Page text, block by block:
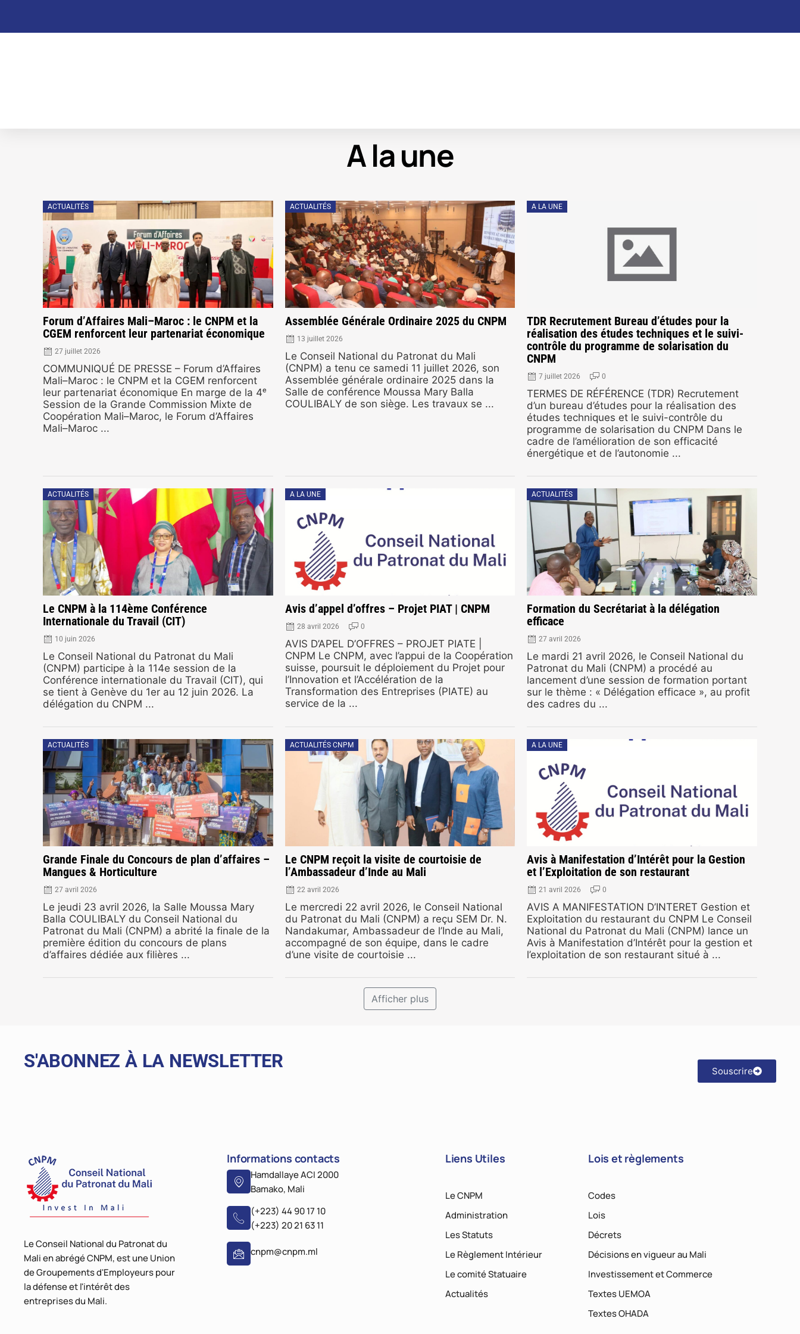
A la une
ACTUALITÉS
Forum d’Affaires Mali–Maroc : le CNPM et la
CGEM renforcent leur partenariat économique
27 juillet 2026
COMMUNIQUÉ DE PRESSE – Forum d’Affaires
Mali–Maroc : le CNPM et la CGEM renforcent
leur partenariat économique En marge de la 4ᵉ
Session de la Grande Commission Mixte de
Coopération Mali–Maroc, le Forum d’Affaires
Mali–Maroc ...
ACTUALITÉS
Assemblée Générale Ordinaire 2025 du CNPM
13 juillet 2026
Le Conseil National du Patronat du Mali
(CNPM) a tenu ce samedi 11 juillet 2026, son
Assemblée générale ordinaire 2025 dans la
Salle de conférence Moussa Mary Balla
COULIBALY de son siège. Les travaux se ...
A LA UNE
TDR Recrutement Bureau d’études pour la
réalisation des études techniques et le suivi-
contrôle du programme de solarisation du
CNPM
7 juillet 2026 0
TERMES DE RÉFÉRENCE (TDR) Recrutement
d’un bureau d’études pour la réalisation des
études techniques et le suivi-contrôle du
programme de solarisation du CNPM Dans le
cadre de l’amélioration de son efficacité
énergétique et de l’autonomie ...
ACTUALITÉS
Le CNPM à la 114ème Conférence
Internationale du Travail (CIT)
10 juin 2026
Le Conseil National du Patronat du Mali
(CNPM) participe à la 114e session de la
Conférence internationale du Travail (CIT), qui
se tient à Genève du 1er au 12 juin 2026. La
délégation du CNPM ...
A LA UNE
Avis d’appel d’offres – Projet PIAT | CNPM
28 avril 2026 0
AVIS D’APEL D’OFFRES – PROJET PIATE |
CNPM Le CNPM, avec l’appui de la Coopération
suisse, poursuit le déploiement du Projet pour
l’Innovation et l’Accélération de la
Transformation des Entreprises (PIATE) au
service de la ...
ACTUALITÉS
Formation du Secrétariat à la délégation
efficace
27 avril 2026
Le mardi 21 avril 2026, le Conseil National du
Patronat du Mali (CNPM) a procédé au
lancement d’une session de formation portant
sur le thème : « Délégation efficace », au profit
des cadres du ...
ACTUALITÉS
Grande Finale du Concours de plan d’affaires –
Mangues & Horticulture
27 avril 2026
Le jeudi 23 avril 2026, la Salle Moussa Mary
Balla COULIBALY du Conseil National du
Patronat du Mali (CNPM) a abrité la finale de la
première édition du concours de plans
d’affaires dédiée aux filières ...
ACTUALITÉS CNPM
Le CNPM reçoit la visite de courtoisie de
l’Ambassadeur d’Inde au Mali
22 avril 2026
Le mercredi 22 avril 2026, le Conseil National
du Patronat du Mali (CNPM) a reçu SEM Dr. N.
Nandakumar, Ambassadeur de l’Inde au Mali,
accompagné de son équipe, dans le cadre
d’une visite de courtoisie ...
A LA UNE
Avis à Manifestation d’Intérêt pour la Gestion
et l’Exploitation de son restaurant
21 avril 2026 0
AVIS A MANIFESTATION D’INTERET Gestion et
Exploitation du restaurant du CNPM Le Conseil
National du Patronat du Mali (CNPM) lance un
Avis à Manifestation d’Intérêt pour la gestion et
l’exploitation de son restaurant situé à ...
Afficher plus
S'ABONNEZ À LA NEWSLETTER Souscrire
Le Conseil National du Patronat du
Mali en abrégé CNPM, est une Union
de Groupements d'Employeurs pour
la défense et l'intérêt des
entreprises du Mali.
Informations contacts
Hamdallaye ACI 2000
Bamako, Mali
(+223) 44 90 17 10
(+223) 20 21 63 11
cnpm@cnpm.ml
Liens Utiles
Le CNPM
Administration
Les Statuts
Le Règlement Intérieur
Le comité Statuaire
Actualités
Lois et règlements
Codes
Lois
Décrets
Décisions en vigueur au Mali
Investissement et Commerce
Textes UEMOA
Textes OHADA